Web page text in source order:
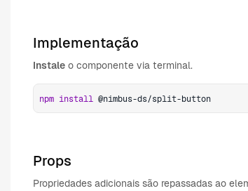
Implementação
Instale o componente via terminal.
npm install @nimbus-ds/split-button
Props
Propriedades adicionais são repassadas ao